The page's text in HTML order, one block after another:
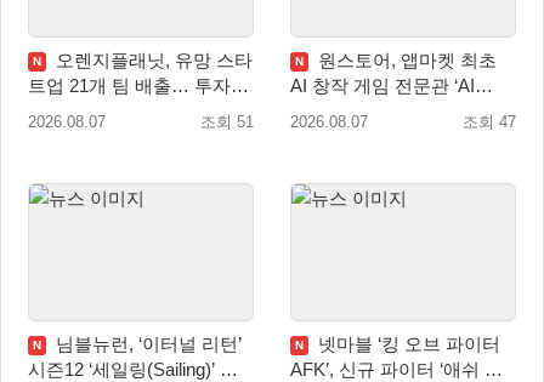
N
오렌지플래닛, 유망 스타
트업 21개 팀 배출… 투자유
치∙매출성장 성과 눈길
2026.08.07 조회 51
N
원스토어, 앱마켓 최초
AI 창작 게임 전문관 ‘AI
Games’ 오픈
2026.08.07 조회 47
N
님블뉴런, ‘이터널 리턴’
시즌12 ‘세일링(Sailing)’ 프
N
넷마블 ‘킹 오브 파이터
AFK’, 신규 파이터 ‘애쉬 크